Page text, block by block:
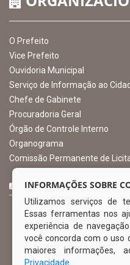
Atendimento: 07:00hs às
gabinete@ibimirim.pe.gov.br
Ibimirim - PE
O Prefeito
Vice Prefeito
Ouvidoria Municipal
Serviço de Informação ao
Chefe de Gabinete
Procuradoria Geral
Órgão de Controle Interno
Organograma
INFORMAÇÕES SOBRE
Utilizamos serviços de
Essas ferramentas nos
experiência de
você concorda com o uso
maiores informações,
Privacidade